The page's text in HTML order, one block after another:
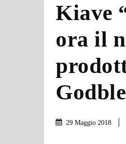
Kiave
ora il
29 Maggio 2018